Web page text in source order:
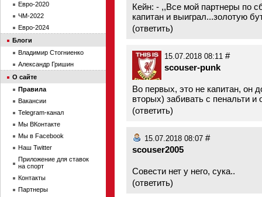
Кейн: - ,,Все мой партнеры по
капитан и выиграл...золотую
(ответить)
15.07.2018 08:11 #
scouser-punk
Во первых, это не капитан, он
вторых) забивать с пенальти и
(ответить)
15.07.2018 08:07 #
scouser2005
Совести нет у него, сука..
(ответить)
Евро-2020
ЧМ-2022
Евро-2024
Блоги
Владимир Стогниенко
Александр Гришин
О сайте
Правила
Вакансии
Telegram-канал
Мы ВКонтакте
Мы в Facebook
Наш Twitter
Приложение для ставок
на спорт
Контакты
Партнеры